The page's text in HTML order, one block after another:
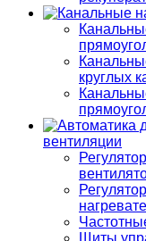
круглых
вентиляции
Щиты